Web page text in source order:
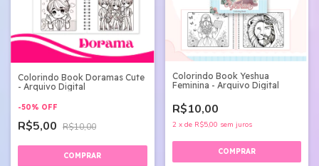
Colorindo Book Doramas Cute
- Arquivo Digital
-50% OFF
R$5,00 R$10,00
Colorindo Book Yeshua
Feminina - Arquivo Digital
R$10,00
2 x de R$5,00 sem juros